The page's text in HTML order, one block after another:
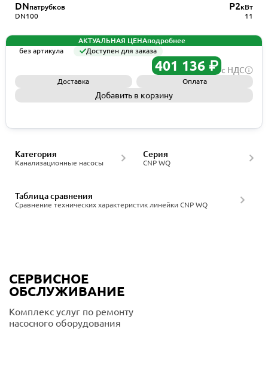
DNпатрубков
DN100
P2кВт
11
АКТУАЛЬНАЯ ЦЕНАподробнее
без артикула
Доступен для заказа
401 136 ₽ с НДС
Доставка Оплата
Добавить в корзину
Канализационные насосы
Категория
CNP WQ
Серия
Сравнение технических характеристик линейки CNP WQ
Таблица сравнения
СЕРВИСНОЕ
ОБСЛУЖИВАНИЕ
Комплекс услуг по ремонту
насосного оборудования